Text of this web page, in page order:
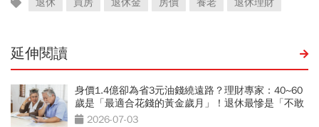
延伸閱讀
身價1.4億卻為省3元油錢繞遠路？理財專家：40~60
歲是「最適合花錢的黃金歲月」！退休最慘是「不敢
花錢」
2026-07-03